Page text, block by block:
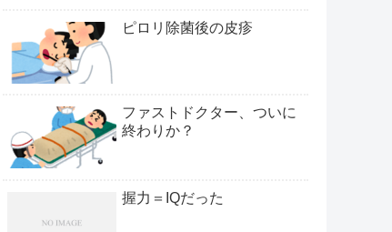
ピロリ除菌後の皮疹
ファストドクター、ついに
終わりか？
握力＝IQだった